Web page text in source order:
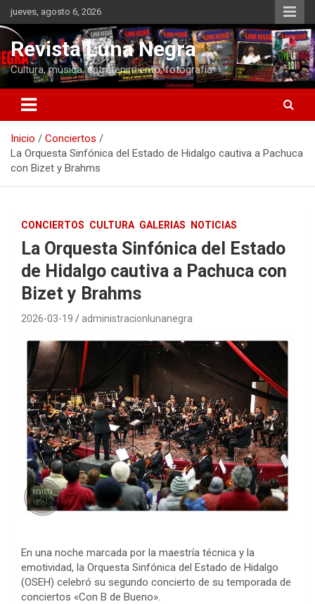
Saltar
al
contenido
jueves, agosto 6, 2026
Revista Luna Negra
Cultura, música, entretenimiento, fotografía
Inicio
Conciertos
La Orquesta Sinfónica del Estado de Hidalgo cautiva a Pachuca
con Bizet y Brahms
CONCIERTOS CULTURA GALERIAS NOTICIAS
La Orquesta Sinfónica del Estado
de Hidalgo cautiva a Pachuca con
Bizet y Brahms
2026-03-19 administracionlunanegra
En una noche marcada por la maestría técnica y la
emotividad, la Orquesta Sinfónica del Estado de Hidalgo
(OSEH) celebró su segundo concierto de su temporada de
conciertos «Con B de Bueno».